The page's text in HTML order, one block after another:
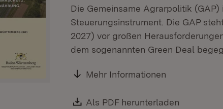
Die Gemeinsame Agrarpolitik
Steuerungsinstrument. Die GAP
2027) vor großen
dem sogenannten Green Deal
Mehr Informationen
Download:
Als PDF herunterladen